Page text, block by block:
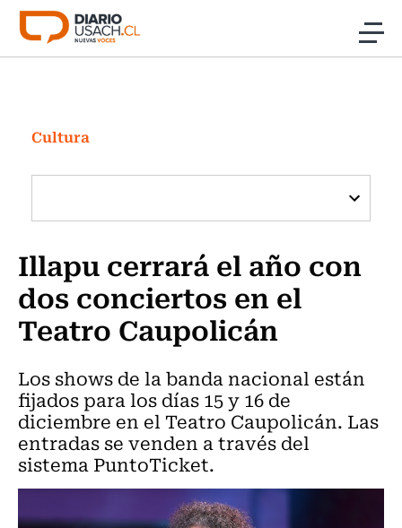
Click acá para ir directamente al contenido
Investigación
Cultura
Programas Radio y TV Usach
Cultura
Illapu cerrará el año con
dos conciertos en el
Teatro Caupolicán
Los shows de la banda nacional están
fijados para los días 15 y 16 de
diciembre en el Teatro Caupolicán. Las
entradas se venden a través del
sistema PuntoTicket.